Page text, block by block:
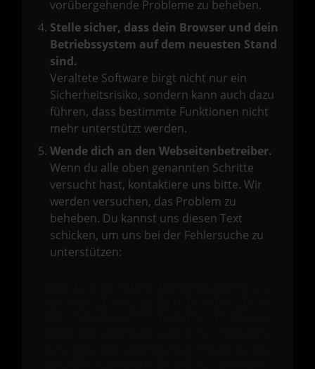
vorübergehende Probleme zu beheben.
Stelle sicher, dass dein Browser und dein
Betriebssystem auf dem neuesten Stand
sind.
Veraltete Software birgt nicht nur ein
Sicherheitsrisiko, sondern kann auch dazu
führen, dass bestimmte Funktionen nicht
mehr unterstützt werden.
Wende dich an den Webseitenbetreiber.
Wenn du alle oben genannten Schritte
versucht hast, kontaktiere uns bitte. Wir
werden versuchen, das Problem zu
beheben. Du kannst uns diesen Text
schicken, um uns bei der Fehlersuche zu
unterstützen: